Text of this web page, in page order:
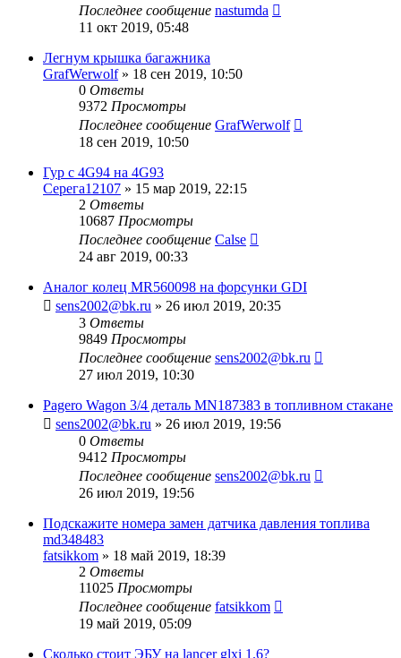
Последнее сообщение nastumda
11 окт 2019, 05:48
Легнум крышка багажника
GrafWerwolf» 18 сен 2019, 10:50
0 Ответы
9372 Просмотры
Последнее сообщение GrafWerwolf
18 сен 2019, 10:50
Гур с 4G94 на 4G93
Cерега12107 » 15 мар 2019, 22:15
2 Ответы
10687 Просмотры
Последнее сообщение Calse
24 авг 2019, 00:33
Аналог колец MR560098 на форсунки GDI
sens2002@bk.ru » 26 июл 2019, 20:35
3 Ответы
9849 Просмотры
Последнее сообщение sens2002@bk.ru
27 июл 2019, 10:30
Pagero Wagon 3/4 деталь MN187383 в топливном стакане
sens2002@bk.ru » 26 июл 2019, 19:56
0 Ответы
9412 Просмотры
Последнее сообщение sens2002@bk.ru
26 июл 2019, 19:56
Подскажите номера замен датчика давления топлива
md348483
fatsikkom » 18 май 2019, 18:39
2 Ответы
11025 Просмотры
Последнее сообщение fatsikkom
19 май 2019, 05:09
Сколько стоит ЭБУ на lancer glxi 1.6?